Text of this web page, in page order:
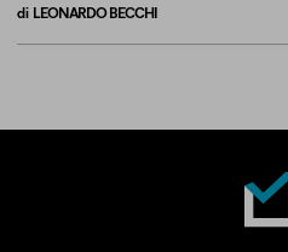
di LEONARDO BECCHI